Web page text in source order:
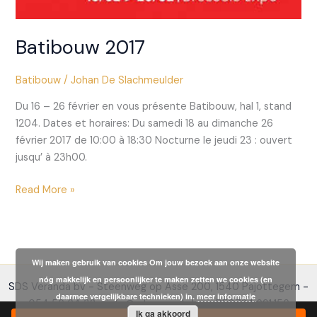
Batibouw 2017
Batibouw /Johan De Slachmeulder
Du 16 – 26 février en vous présente Batibouw, hal 1, stand
1204. Dates et horaires: Du samedi 18 au dimanche 26
février 2017 de 10:00 à 18:30 Nocturne le jeudi 23 : ouvert
jusqu’ à 23h00.
Batibouw
Read More »
SDS Veranda bv - Steenweg op Asse 200, 1540 Pajottegem -
054 56 64 32 - info@sdsveranda.be - BE0724.691.156
Wij maken gebruik van cookies Om jouw bezoek aan onze website
nóg makkelijk en persoonlijker te maken zetten we cookies (en
daarmee vergelijkbare technieken) in.meer informatie
Ik ga akkoord